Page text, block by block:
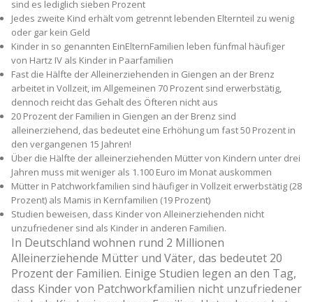
sind es lediglich sieben Prozent
Jedes zweite Kind erhält vom getrennt lebenden Elternteil zu wenig
oder gar kein Geld
Kinder in so genannten Ein­Eltern­Familien leben fünfmal häufiger
von Hartz IV als Kinder in Paarfamilien
Fast die Hälfte der Alleinerziehenden in Giengen an der Brenz
arbeitet in Vollzeit, im Allgemeinen 70 Prozent sind erwerbstätig,
dennoch reicht das Gehalt des Öfteren nicht aus
20 Prozent der Familien in Giengen an der Brenz sind
alleinerziehend, das bedeutet eine Erhöhung um fast 50 Prozent in
den vergangenen 15 Jahren!
Über die Hälfte der alleinerziehenden Mütter von Kindern unter drei
Jahren muss mit weniger als 1.100 Euro im Monat auskommen
Mütter in Patchworkfamilien sind häufiger in Vollzeit erwerbstätig (28
Prozent) als Mamis in Kernfamilien (19 Prozent)
Studien beweisen, dass Kinder von Alleinerziehenden nicht
unzufriedener sind als Kinder in anderen Familien.
In Deutschland wohnen rund 2 Millionen
Alleinerziehende Mütter und Väter, das bedeutet 20
Prozent der Familien. Einige Studien legen an den Tag,
dass Kinder von Patchworkfamilien nicht unzufriedener